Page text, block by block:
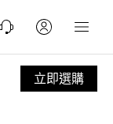
新一代人工
立即選購